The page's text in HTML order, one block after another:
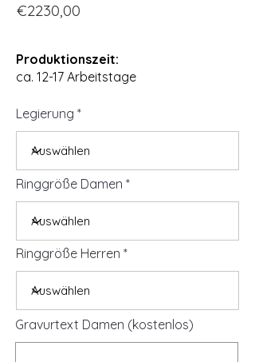
€2230,00
Produktionszeit:
ca. 12-17 Arbeitstage
Legierung
Ringgröße Damen
Ringgröße Herren
Gravurtext Damen (kostenlos)